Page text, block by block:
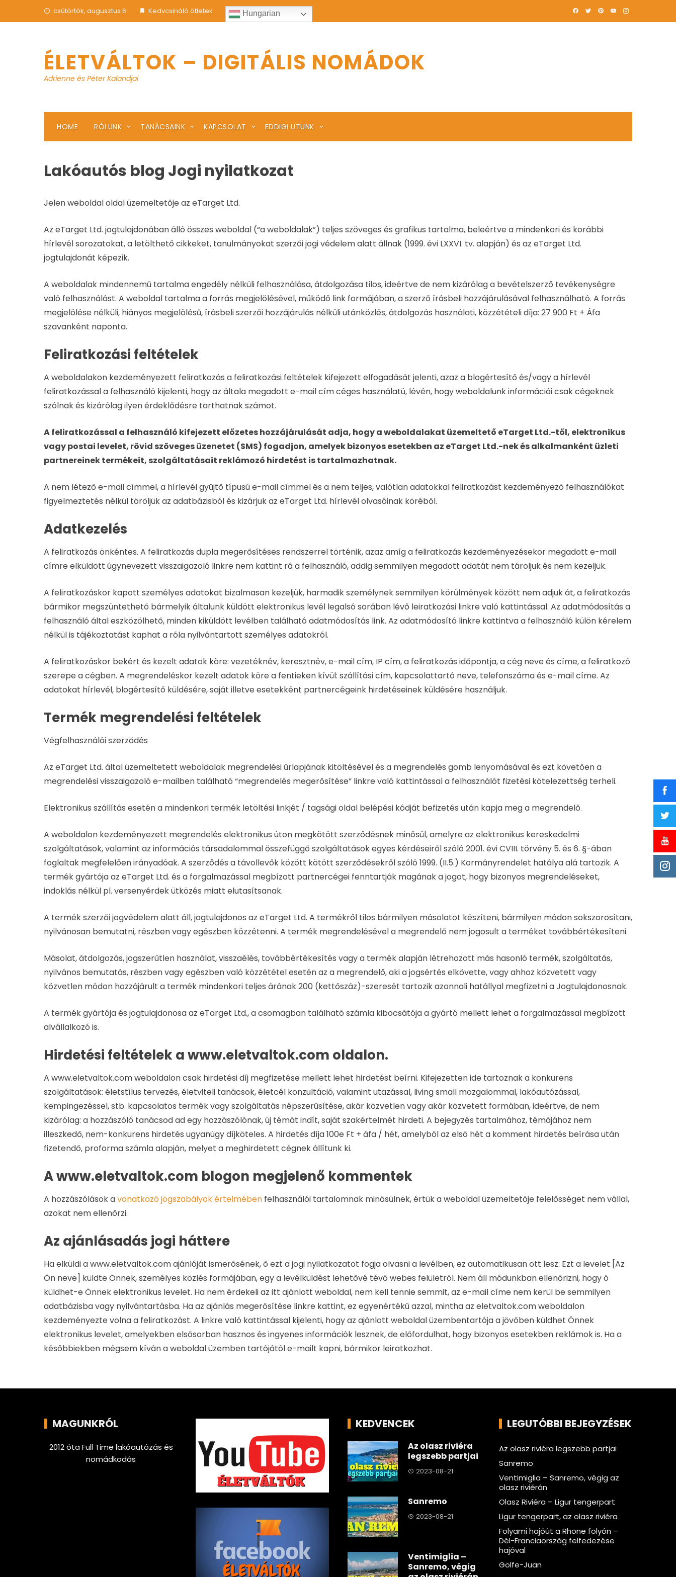
csütörtök, augusztus 6 Kedvcsináló ötletek Hungarian
ÉLETVÁLTOK – DIGITÁLIS NOMÁDOK
Adrienne és Péter Kalandjai
HOME RÓLUNK TANÁCSAINK KAPCSOLAT EDDIGI UTUNK
Lakóautós blog Jogi nyilatkozat
Jelen weboldal oldal üzemeltetője az eTarget Ltd.
Az eTarget Ltd. jogtulajdonában álló összes weboldal (“a weboldalak”) teljes szöveges és grafikus tartalma, beleértve a mindenkori és korábbi
hírlevél sorozatokat, a letölthető cikkeket, tanulmányokat szerzői jogi védelem alatt állnak (1999. évi LXXVI. tv. alapján) és az eTarget Ltd.
jogtulajdonát képezik.
A weboldalak mindennemű tartalma engedély nélküli felhasználása, átdolgozása tilos, ideértve de nem kizárólag a bevételszerző tevékenységre
való felhasználást. A weboldal tartalma a forrás megjelölésével, működő link formájában, a szerző írásbeli hozzájárulásával felhasználható. A forrás
megjelölése nélküli, hiányos megjelölésű, írásbeli szerzői hozzájárulás nélküli utánközlés, átdolgozás használati, közzétételi díja: 27 900 Ft + Áfa
szavanként naponta.
Feliratkozási feltételek
A weboldalakon kezdeményezett feliratkozás a feliratkozási feltételek kifejezett elfogadását jelenti, azaz a blogértesítő és/vagy a hírlevél
feliratkozással a felhasználó kijelenti, hogy az általa megadott e-mail cím céges használatú, lévén, hogy weboldalunk információi csak cégeknek
szólnak és kizárólag ilyen érdeklődésre tarthatnak számot.
A feliratkozással a felhasználó kifejezett előzetes hozzájárulását adja, hogy a weboldalakat üzemeltető eTarget Ltd.-től, elektronikus
vagy postai levelet, rövid szöveges üzenetet (SMS) fogadjon, amelyek bizonyos esetekben az eTarget Ltd.-nek és alkalmanként üzleti
partnereinek termékeit, szolgáltatásait reklámozó hirdetést is tartalmazhatnak.
A nem létező e-mail címmel, a hírlevél gyűjtő típusú e-mail címmel és a nem teljes, valótlan adatokkal feliratkozást kezdeményező felhasználókat
figyelmeztetés nélkül töröljük az adatbázisból és kizárjuk az eTarget Ltd. hírlevél olvasóinak köréből.
Adatkezelés
A feliratkozás önkéntes. A feliratkozás dupla megerősítéses rendszerrel történik, azaz amíg a feliratkozás kezdeményezésekor megadott e-mail
címre elküldött úgynevezett visszaigazoló linkre nem kattint rá a felhasználó, addig semmilyen megadott adatát nem tároljuk és nem kezeljük.
A feliratkozáskor kapott személyes adatokat bizalmasan kezeljük, harmadik személynek semmilyen körülmények között nem adjuk át, a feliratkozás
bármikor megszüntethető bármelyik általunk küldött elektronikus levél legalsó sorában lévő leiratkozási linkre való kattintással. Az adatmódosítás a
felhasználó által eszközölhető, minden kiküldött levélben található adatmódosítás link. Az adatmódosító linkre kattintva a felhasználó külön kérelem
nélkül is tájékoztatást kaphat a róla nyilvántartott személyes adatokról.
A feliratkozáskor bekért és kezelt adatok köre: vezetéknév, keresztnév, e-mail cím, IP cím, a feliratkozás időpontja, a cég neve és címe, a feliratkozó
szerepe a cégben. A megrendeléskor kezelt adatok köre a fentieken kívül: szállítási cím, kapcsolattartó neve, telefonszáma és e-mail címe. Az
adatokat hírlevél, blogértesítő küldésére, saját illetve esetekként partnercégeink hirdetéseinek küldésére használjuk.
Termék megrendelési feltételek
Végfelhasználói szerződés
Az eTarget Ltd. által üzemeltetett weboldalak megrendelési űrlapjának kitöltésével és a megrendelés gomb lenyomásával és ezt követően a
megrendelési visszaigazoló e-mailben található “megrendelés megerősítése” linkre való kattintással a felhasználót fizetési kötelezettség terheli.
Elektronikus szállítás esetén a mindenkori termék letöltési linkjét / tagsági oldal belépési kódját befizetés után kapja meg a megrendelő.
A weboldalon kezdeményezett megrendelés elektronikus úton megkötött szerződésnek minősül, amelyre az elektronikus kereskedelmi
szolgáltatások, valamint az információs társadalommal összefüggő szolgáltatások egyes kérdéseiről szóló 2001. évi CVIII. törvény 5. és 6. §-ában
foglaltak megfelelően irányadóak. A szerződés a távollevők között kötött szerződésekről szóló 1999. (II.5.) Kormányrendelet hatálya alá tartozik. A
termék gyártója az eTarget Ltd. és a forgalmazással megbízott partnercégei fenntartják magának a jogot, hogy bizonyos megrendeléseket,
indoklás nélkül pl. versenyérdek ütközés miatt elutasítsanak.
A termék szerzői jogvédelem alatt áll, jogtulajdonos az eTarget Ltd. A termékről tilos bármilyen másolatot készíteni, bármilyen módon sokszorosítani,
nyilvánosan bemutatni, részben vagy egészben közzétenni. A termék megrendelésével a megrendelő nem jogosult a terméket továbbértékesíteni.
Másolat, átdolgozás, jogszerűtlen használat, visszaélés, továbbértékesítés vagy a termék alapján létrehozott más hasonló termék, szolgáltatás,
nyilvános bemutatás, részben vagy egészben való közzététel esetén az a megrendelő, aki a jogsértés elkövette, vagy ahhoz közvetett vagy
közvetlen módon hozzájárult a termék mindenkori teljes árának 200 (kettőszáz)-szeresét tartozik azonnali hatállyal megfizetni a Jogtulajdonosnak.
A termék gyártója és jogtulajdonosa az eTarget Ltd., a csomagban található számla kibocsátója a gyártó mellett lehet a forgalmazással megbízott
alvállalkozó is.
Hirdetési feltételek a www.eletvaltok.com oldalon.
A www.eletvaltok.com weboldalon csak hirdetési díj megfizetése mellett lehet hirdetést beírni. Kifejezetten ide tartoznak a konkurens
szolgáltatások: életstílus tervezés, életviteli tanácsok, életcél konzultáció, valamint utazással, living small mozgalommal, lakóautózással,
kempingezéssel, stb. kapcsolatos termék vagy szolgáltatás népszerűsítése, akár közvetlen vagy akár közvetett formában, ideértve, de nem
kizárólag: a hozzászóló tanácsod ad egy hozzászólónak, új témát indít, saját szakértelmét hirdeti. A bejegyzés tartalmához, témájához nem
illeszkedő, nem-konkurens hirdetés ugyanúgy díjköteles. A hirdetés díja 100e Ft + áfa / hét, amelyből az első hét a komment hirdetés beírása után
fizetendő, proforma számla alapján, melyet a meghirdetett cégnek állítunk ki.
A www.eletvaltok.com blogon megjelenő kommentek
A hozzászólások avonatkozó jogszabályok értelmében felhasználói tartalomnak minősülnek, értük a weboldal üzemeltetője felelősséget nem vállal,
azokat nem ellenőrzi.
Az ajánlásadás jogi háttere
Ha elküldi a www.eletvaltok.com ajánlóját ismerősének, ő ezt a jogi nyilatkozatot fogja olvasni a levélben, ez automatikusan ott lesz: Ezt a levelet [Az
Ön neve] küldte Önnek, személyes közlés formájában, egy a levélküldést lehetővé tévő webes felületről. Nem áll módunkban ellenőrizni, hogy ő
küldhet-e Önnek elektronikus levelet. Ha nem érdekeli az itt ajánlott weboldal, nem kell tennie semmit, az e-mail címe nem kerül be semmilyen
adatbázisba vagy nyilvántartásba. Ha az ajánlás megerősítése linkre kattint, ez egyenértékű azzal, mintha az eletvaltok.com weboldalon
kezdeményezte volna a feliratkozást. A linkre való kattintással kijelenti, hogy az ajánlott weboldal üzembentartója a jövőben küldhet Önnek
elektronikus levelet, amelyekben elsősorban hasznos és ingyenes információk lesznek, de előfordulhat, hogy bizonyos esetekben reklámok is. Ha a
későbbiekben mégsem kíván a weboldal üzemben tartójától e-mailt kapni, bármikor leiratkozhat.
MAGUNKRÓL
2012 óta Full Time lakóautózás és
nomádkodás
KEDVENCEK
Az olasz riviéra
legszebb partjai
2023-08-21
Sanremo
2023-08-21
Ventimiglia –
Sanremo, végig
LEGUTÓBBI BEJEGYZÉSEK
Az olasz riviéra legszebb partjai
Sanremo
Ventimiglia – Sanremo, végig az
olasz riviérán
Olasz Riviéra – Ligur tengerpart
Ligur tengerpart, az olasz riviéra
Folyami hajóút a Rhone folyón –
Dél-Franciaország felfedezése
hajóval
Golfe-Juan